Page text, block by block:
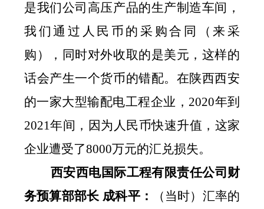
是我们公司高压产品的生产制造车间，
我们通过人民币的采购合同（来采
购），同时对外收取的是美元，这样的
话会产生一个货币的错配。在陕西西安
的一家大型输配电工程企业， 2020年到
2021年间，因为人民币快速升值，这家
企业遭受了8000万元的汇兑损失。
西安西电国际工程有限责任公司财
务预算部部长 成科平：
（当时）汇率的